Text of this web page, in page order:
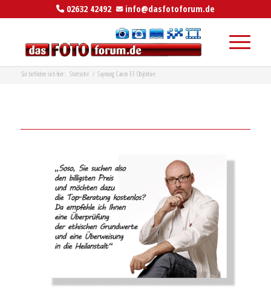
02632 42492 info@dasfotoforum.de
Sie befinden sich hier: Startseite / Saymang Canon EF Objektive